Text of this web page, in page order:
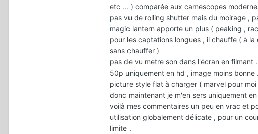
etc ... ) comparée aux camescopes
pas vu de rolling shutter mais du moirage ,
magic lantern apporte un plus ( peaking ,
pour les captations longues , il chauffe ( à
sans chauffer )
pas de vu metre son dans l'écran en filmant .
50p uniquement en hd , image moins bonne .
picture style flat à charger ( marvel pour
donc maintenant je m'en sers uniquement
voilà mes commentaires un peu en vrac et
utilisation globalement délicate , pour un
limite .